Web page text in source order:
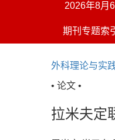
2026年8月
期刊专题索引
外科理论与实
• 论文 •
拉米夫定